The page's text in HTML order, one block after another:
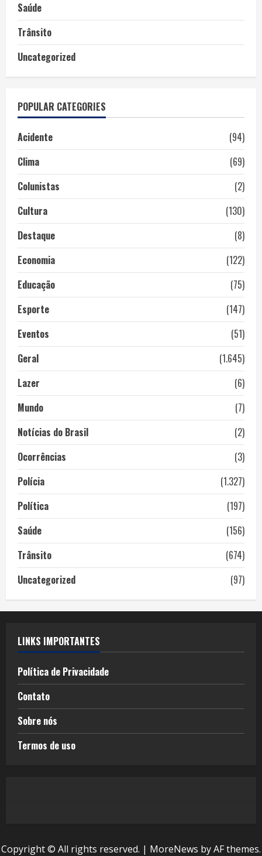
Saúde
Trânsito
Uncategorized
POPULAR CATEGORIES
Acidente
(94)
Clima
(69)
Colunistas
(2)
Cultura
(130)
Destaque
(8)
Economia
(122)
Educação
(75)
Esporte
(147)
Eventos
(51)
Geral
(1.645)
Lazer
(6)
Mundo
(7)
Notícias do Brasil
(2)
Ocorrências
(3)
Polícia
(1.327)
Política
(197)
Saúde
(156)
Trânsito
(674)
Uncategorized
(97)
LINKS IMPORTANTES
Política de Privacidade
Contato
Sobre nós
Termos de uso
Copyright © All rights reserved. | MoreNews by AF themes.